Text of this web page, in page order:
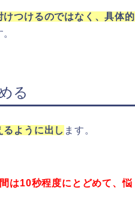
けつけるのではなく、具体的
る
るように出し ます。
は10秒程度にとどめて、悩